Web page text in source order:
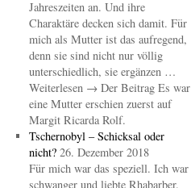
Jahreszeiten an. Und ihre
Charaktäre decken sich damit. Für
mich als Mutter ist das aufregend,
denn sie sind nicht nur völlig
unterschiedlich, sie ergänzen …
Weiterlesen → Der Beitrag Es war
eine Mutter erschien zuerst auf
Margit Ricarda Rolf.
Tschernobyl – Schicksal oder
nicht? 26. Dezember 2018
Für mich war das speziell. Ich war
schwanger und liebte Rhabarber.